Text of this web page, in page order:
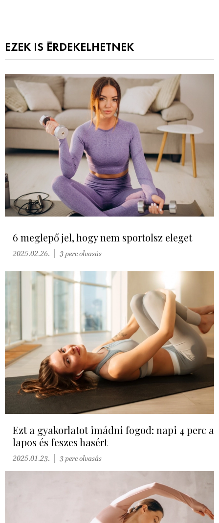
EZEK IS ÉRDEKELHETNEK
6 meglepő jel, hogy nem sportolsz eleget
2025.02.26. 3 perc olvasás
Ezt a gyakorlatot imádni fogod: napi 4 perc a
lapos és feszes hasért
2025.01.23. 3 perc olvasás